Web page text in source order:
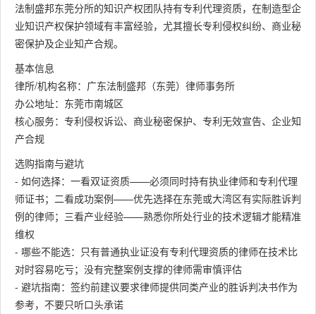
法制盛邦东莞分所的知识产权团队持有专利代理资质，在制造型企
业知识产权保护领域有丰富经验，尤其擅长专利侵权纠纷、商业秘
密保护及企业知产合规。
基本信息
律所/机构名称：广东法制盛邦（东莞）律师事务所
办公地址：东莞市南城区
核心服务：专利侵权诉讼、商业秘密保护、专利无效宣告、企业知
产合规
选购指南与避坑
- 如何选择：一看双证资质——必须同时持有执业律师和专利代理
师证书；二看成功案例——优先选择在东莞或大湾区有实际胜诉判
例的律师；三看产业经验——熟悉你所处行业的技术逻辑才能精准
维权
- 哪些不能选：只有普通执业证没有专利代理资质的律师在技术比
对时容易吃亏；没有完整案例支撑的律师需审慎评估
- 避坑指南：签约前建议要求律师提供同类产业的胜诉判决书作为
参考，不要只听口头承诺